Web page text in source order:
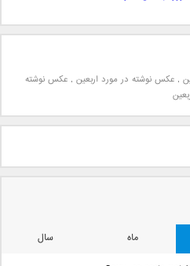
, عکس نوشته در مورد اربعین , عکس نوشته
ماه
سال